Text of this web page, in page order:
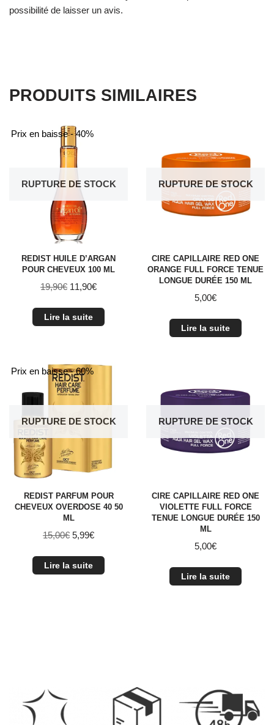
possibilité de laisser un avis.
PRODUITS SIMILAIRES
Prix en baisse - 40%
RUPTURE DE STOCK
REDIST HUILE D’ARGAN
POUR CHEVEUX 100 ML
19,90€ 11,90€
Lire la suite
RUPTURE DE STOCK
CIRE CAPILLAIRE RED ONE
ORANGE FULL FORCE TENUE
LONGUE DURÉE 150 ML
5,00€
Lire la suite
Prix en baisse - 60%
RUPTURE DE STOCK
REDIST PARFUM POUR
CHEVEUX OVERDOSE 40 50
ML
15,00€ 5,99€
Lire la suite
RUPTURE DE STOCK
CIRE CAPILLAIRE RED ONE
VIOLETTE FULL FORCE
TENUE LONGUE DURÉE 150
ML
5,00€
Lire la suite